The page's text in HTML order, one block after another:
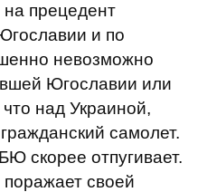
прецедент
и по
невозможно
Югославии или
над Украиной,
самолет.
скорее отпугивает.
своей